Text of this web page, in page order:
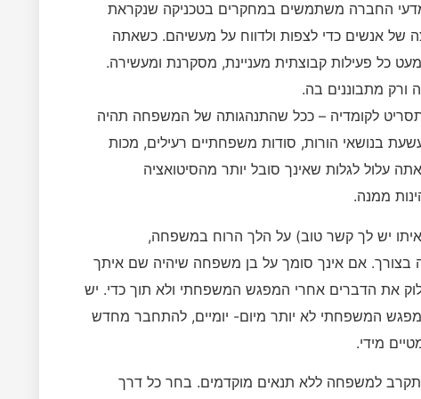
החברה משתמשים במחקרים בטכניקה שנקראת
אנשים כדי לצפות ולדווח על מעשיהם. כשאתה
כל פעילות קבוצתית מעניינת, מסקרנת ומעשירה.
ורק מתבוננים בה.
לקומדיה – ככל שהתנהגותה של המשפחה תהיה
בנושאי הורות, סודות משפחתיים רעילים, מכות
עלול לגלות שאינך סובל יותר מהסיטואציה
ממנה.
יש לך קשר טוב) על הלך הרוח במשפחה,
בצורך. אם אינך סומך על בן משפחה שיהיה שם איתך
את הדברים אחרי המפגש המשפחתי ולא תוך כדי. יש
המשפחתי לא יותר מיום- יומיים, להתחבר מחדש
מידי.
למשפחה ללא תנאים מוקדמים. בחר כל דרך